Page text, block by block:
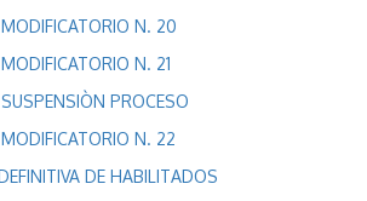
N. 20
N. 21
PROCESO
N. 22
DE HABILITADOS